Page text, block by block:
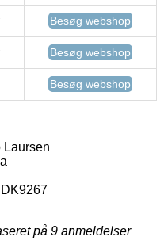
Besøg webshop
Besøg webshop
Besøg webshop
Laursen
på 9 anmeldelser